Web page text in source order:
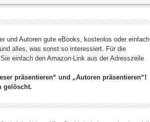
und Autoren gute eBooks, kostenlos oder einfach
alles, was sonst so interessiert. Für die
einfach den Amazon-Link aus der Adresszeile
präsentieren“ und „Autoren präsentieren“!
gelöscht.